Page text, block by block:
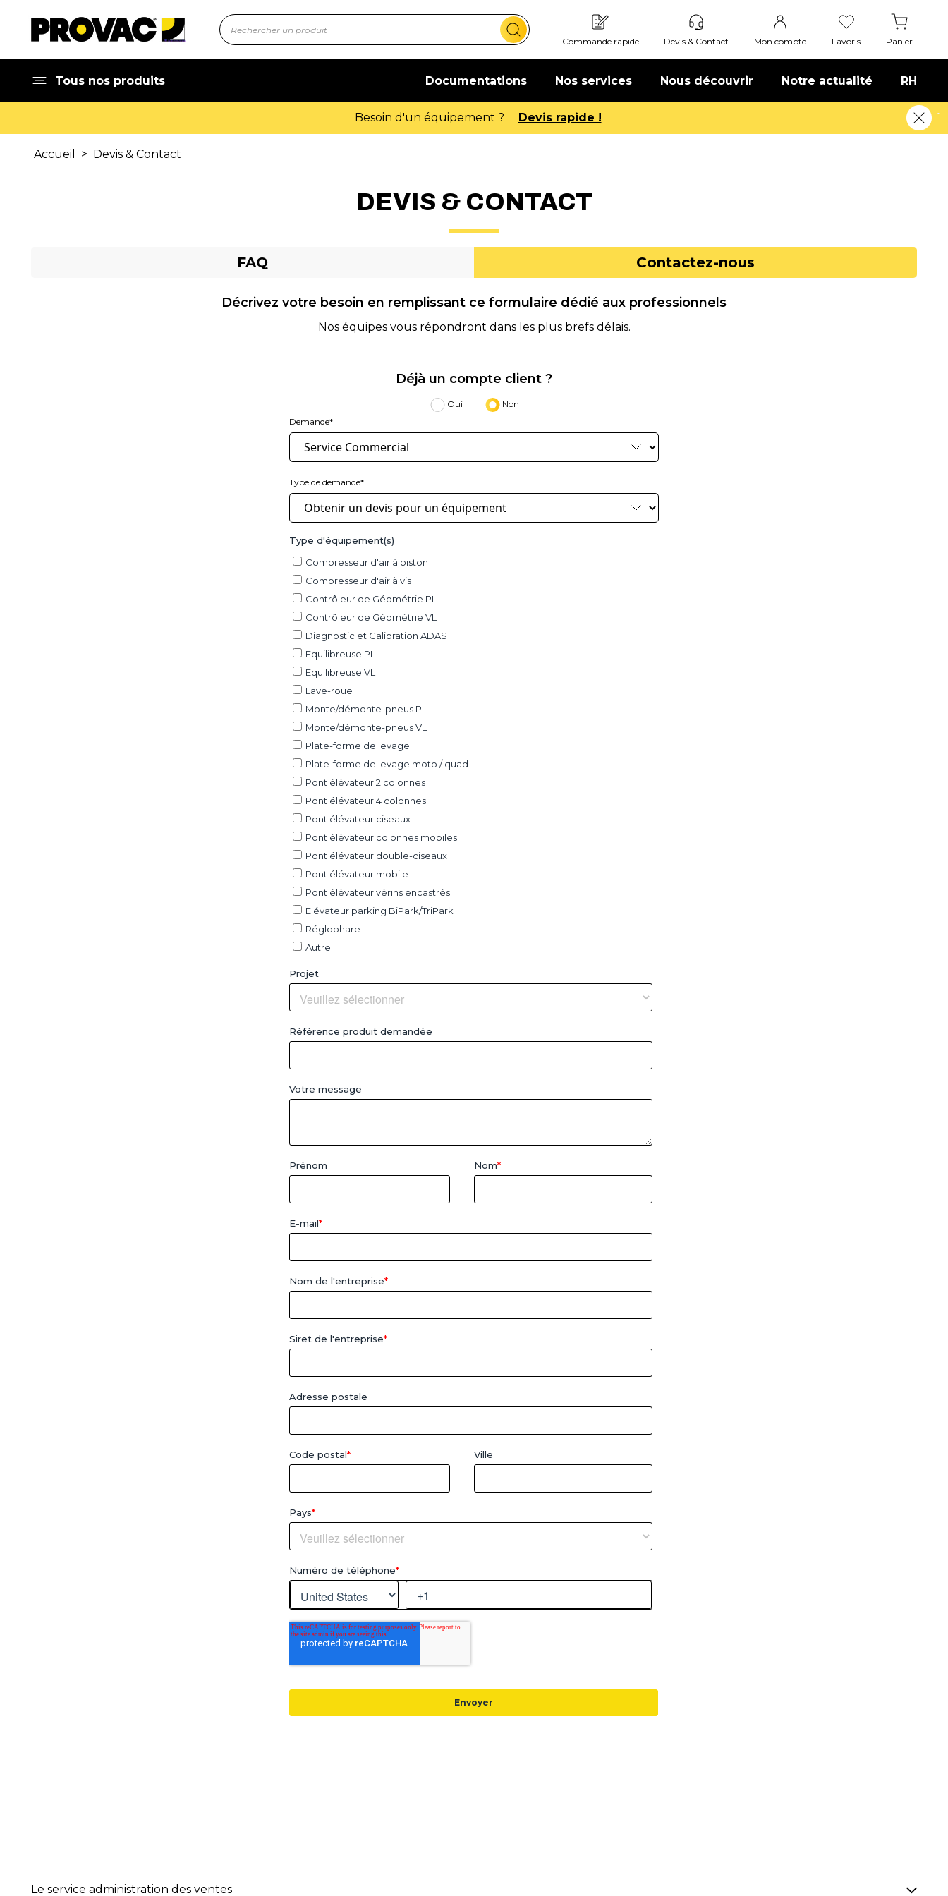
Commande rapide Devis & Contact Mon compte Favoris Panier
Tous nos produits Documentations Nos services Nous découvrir Notre actualité RH
Offre de bienvenue : 20€ offerts !
Accueil > Devis & Contact
DEVIS & CONTACT
FAQ Contactez-nous
Décrivez votre besoin en remplissant ce formulaire dédié aux professionnels
Nos équipes vous répondront dans les plus brefs délais.
Déjà un compte client ?
Oui
Non
Demande*
Type de demande*
Le service administration des ventes